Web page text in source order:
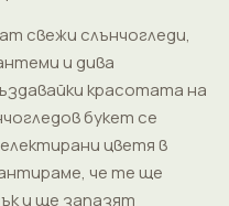
свежи слънчогледи,
и дива
красотата на
букет се
цветя в
че те ще
и ще запазят